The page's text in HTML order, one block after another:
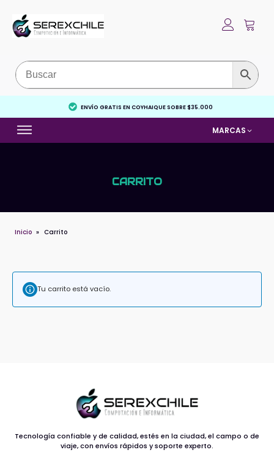
ENVÍO GRATIS EN COYHAIQUE SOBRE $35.000
MARCAS
CARRITO
Inicio » Carrito
Tu carrito está vacío.
Tecnología confiable y de calidad, estés en la ciudad, el campo o de
viaje, con envíos rápidos y soporte experto.